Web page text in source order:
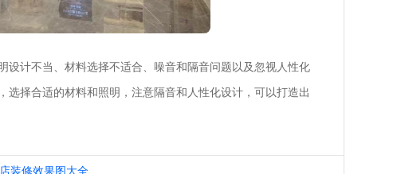
设计不当、材料选择不适合、噪音和隔音问题以及忽视人性化
择合适的材料和照明，注意隔音和人性化设计，可以打造出
装修效果图大全